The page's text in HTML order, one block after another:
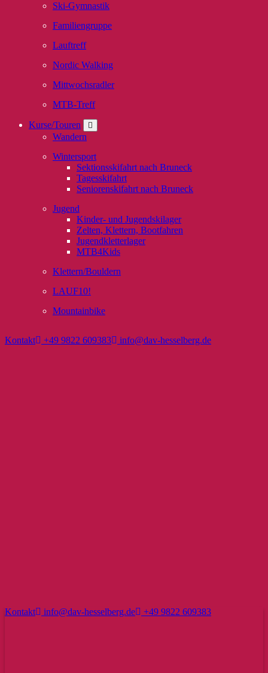
Ski-Gymnastik
Familiengruppe
Lauftreff
Nordic Walking
Mittwochsradler
MTB-Treff
Kurse/Touren
Wandern
Wintersport
Sektionsskifahrt nach Bruneck
Tagesskifahrt
Seniorenskifahrt nach Bruneck
Jugend
Kinder- und Jugendskilager
Zelten, Klettern, Bootfahren
Jugendkletterlager
MTB4Kids
Klettern/Bouldern
LAUF10!
Mountainbike
Kontakt +49 9822 609383 info@dav-hesselberg.de
Kontakt info@dav-hesselberg.de +49 9822 609383